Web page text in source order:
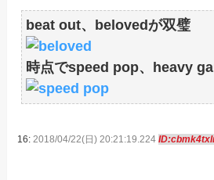
beat out、belovedが双璧
時点でspeed pop、heavy
16:2018/04/22(日) 20:21:19.224